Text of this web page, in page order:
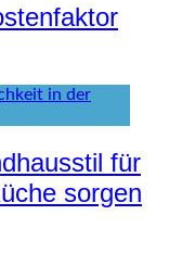
für
sorgen